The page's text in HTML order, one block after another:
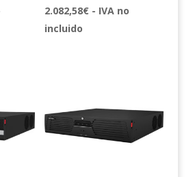
2.082,58€ - IVA no
incluido